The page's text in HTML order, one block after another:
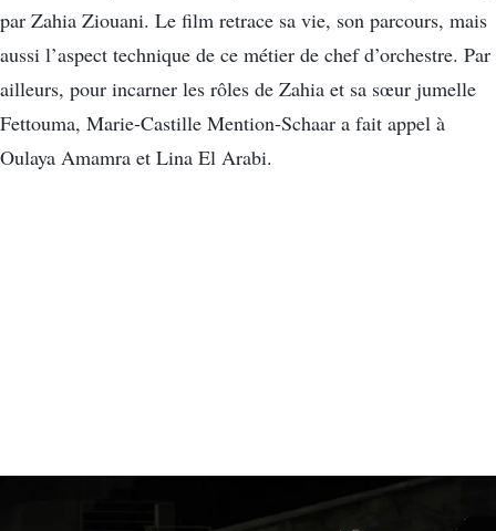
par Zahia Ziouani. Le film retrace sa vie, son parcours, mais
aussi l’aspect technique de ce métier de chef d’orchestre. Par
ailleurs, pour incarner les rôles de Zahia et sa sœur jumelle
Fettouma, Marie-Castille Mention-Schaar a fait appel à
Oulaya Amamra et Lina El Arabi.